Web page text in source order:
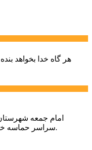
هر گاه خدا بخواهد
امام جمعه
سراسر حماسه خونخواهی و مرگ بر آمریکا و اسرائیل بود.